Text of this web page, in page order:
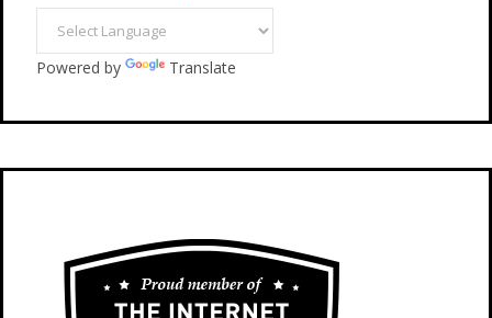
Powered by Translate